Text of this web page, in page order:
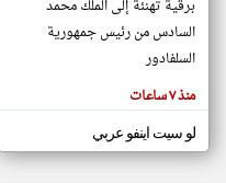
المقالات
الموجوده
هنا عن
وجهة
نظر
برقية تهنئة إلى الملك محمد
السادس من رئيس جمهورية
السلفادور
منذ ٧ ساعات
لو سيت اينفو عربي